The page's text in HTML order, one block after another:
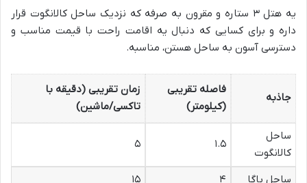
یه هتل ۳ ستاره و مقرون به صرفه که نزدیک ساحل کالانگوت قرار
داره و برای کسایی که دنبال یه اقامت راحت با قیمت مناسب و
دسترسی آسون به ساحل هستن، مناسبه.
جاذبه
فاصله تقریبی
(کیلومتر)
زمان تقریبی (دقیقه با
تاکسی/ماشین)
ساحل
کالانگوت
۱.۵ ۵
ساحل باگا ۴
۱۵